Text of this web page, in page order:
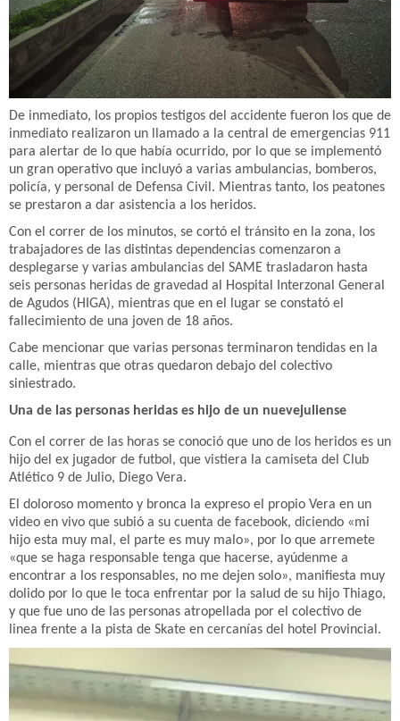
De inmediato, los propios testigos del accidente fueron los que de
inmediato realizaron un llamado a la central de emergencias 911
para alertar de lo que había ocurrido, por lo que se implementó
un gran operativo que incluyó a varias ambulancias, bomberos,
policía, y personal de Defensa Civil. Mientras tanto, los peatones
se prestaron a dar asistencia a los heridos.
Con el correr de los minutos, se cortó el tránsito en la zona, los
trabajadores de las distintas dependencias comenzaron a
desplegarse y varias ambulancias del SAME trasladaron hasta
seis personas heridas de gravedad al Hospital Interzonal General
de Agudos (HIGA), mientras que en el lugar se constató el
fallecimiento de una joven de 18 años.
Cabe mencionar que varias personas terminaron tendidas en la
calle, mientras que otras quedaron debajo del colectivo
siniestrado.
Una de las personas heridas es hijo de un nuevejuliense
Con el correr de las horas se conoció que uno de los heridos es un
hijo del ex jugador de futbol, que vistiera la camiseta del Club
Atlético 9 de Julio, Diego Vera.
El doloroso momento y bronca la expreso el propio Vera en un
video en vivo que subió a su cuenta de facebook, diciendo «mi
hijo esta muy mal, el parte es muy malo», por lo que arremete
«que se haga responsable tenga que hacerse, ayúdenme a
encontrar a los responsables, no me dejen solo», manifiesta muy
dolido por lo que le toca enfrentar por la salud de su hijo Thiago,
y que fue uno de las personas atropellada por el colectivo de
linea frente a la pista de Skate en cercanías del hotel Provincial.
vídeo